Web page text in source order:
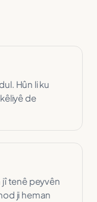
Hûn li ku
de
jî tenê peyvên
ji heman